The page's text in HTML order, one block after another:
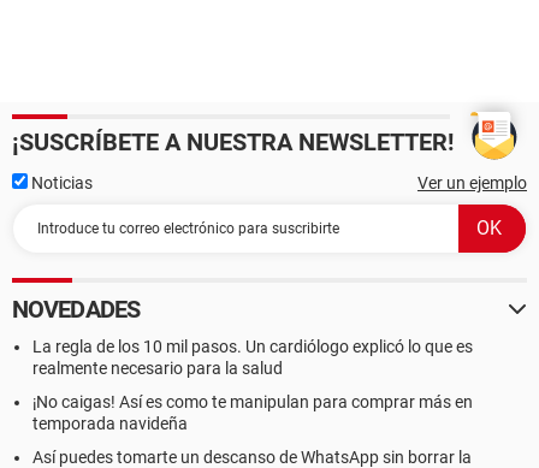
¡SUSCRÍBETE A NUESTRA NEWSLETTER!
Noticias Ver un ejemplo
NOVEDADES
La regla de los 10 mil pasos. Un cardiólogo explicó lo que es
realmente necesario para la salud
¡No caigas! Así es como te manipulan para comprar más en
temporada navideña
Así puedes tomarte un descanso de WhatsApp sin borrar la